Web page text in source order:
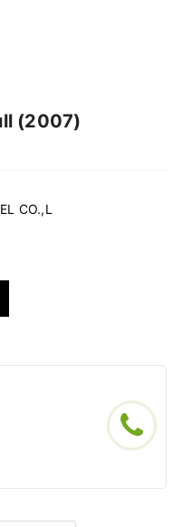
(2007)
CO.,L